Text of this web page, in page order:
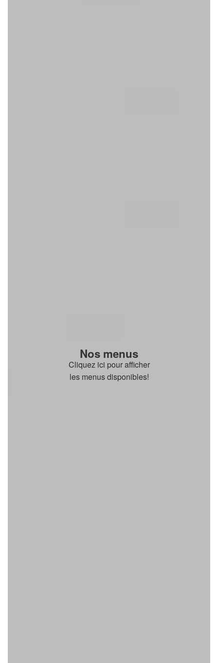
Nos menus
Cliquez ici pour afficher
les menus disponibles!